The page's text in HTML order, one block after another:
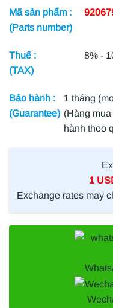
Mã sản phẩm :
(Parts number)
Thuế :
(TAX)
8% -
Bảo hành :
(Guarantee)
1 tháng
(Hàng
hành theo
1
Exchange rates may